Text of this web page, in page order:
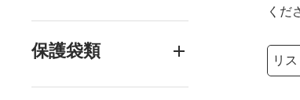
保護袋類
くだ
検索リ